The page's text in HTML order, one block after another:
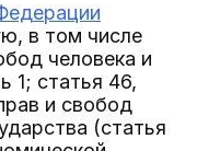
в том числе
человека и
1; статья 46,
и свобод
(статья